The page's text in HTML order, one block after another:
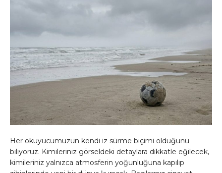
Her okuyucumuzun kendi iz sürme biçimi olduğunu
biliyoruz. Kimileriniz görseldeki detaylara dikkatle eğilecek,
kimileriniz yalnızca atmosferin yoğunluğuna kapılıp